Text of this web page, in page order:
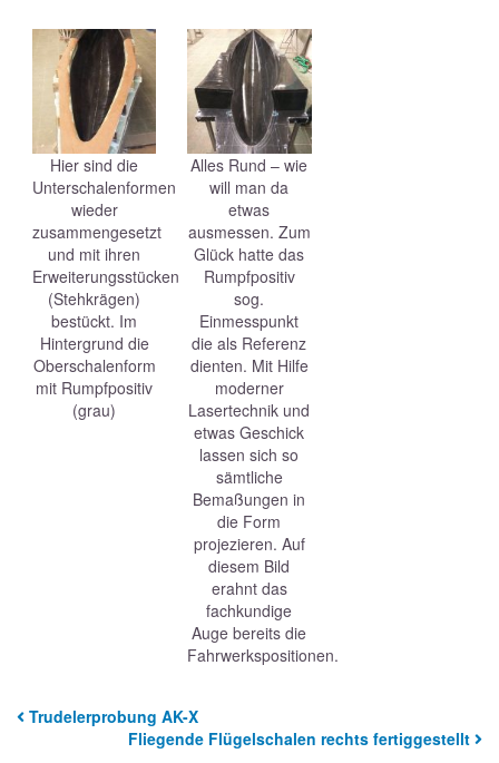
Hier sind die
Unterschalenformen
wieder
zusammengesetzt
und mit ihren
Erweiterungsstücken
(Stehkrägen)
bestückt. Im
Hintergrund die
Oberschalenform
mit Rumpfpositiv
(grau)
Alles Rund – wie
will man da
etwas
ausmessen. Zum
Glück hatte das
Rumpfpositiv
sog.
Einmesspunkt
die als Referenz
dienten. Mit Hilfe
moderner
Lasertechnik und
etwas Geschick
lassen sich so
sämtliche
Bemaßungen in
die Form
projezieren. Auf
diesem Bild
erahnt das
fachkundige
Auge bereits die
Fahrwerkspositionen.
Trudelerprobung AK-X
Fliegende Flügelschalen rechts fertiggestellt